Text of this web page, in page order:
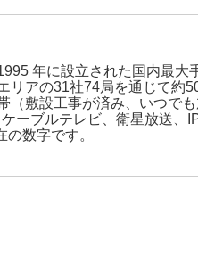
年に設立された国内最
アの31社74局を通じて約
（敷設工事が済み、いつで
ーブルテレビ、衛星放送
数字です。